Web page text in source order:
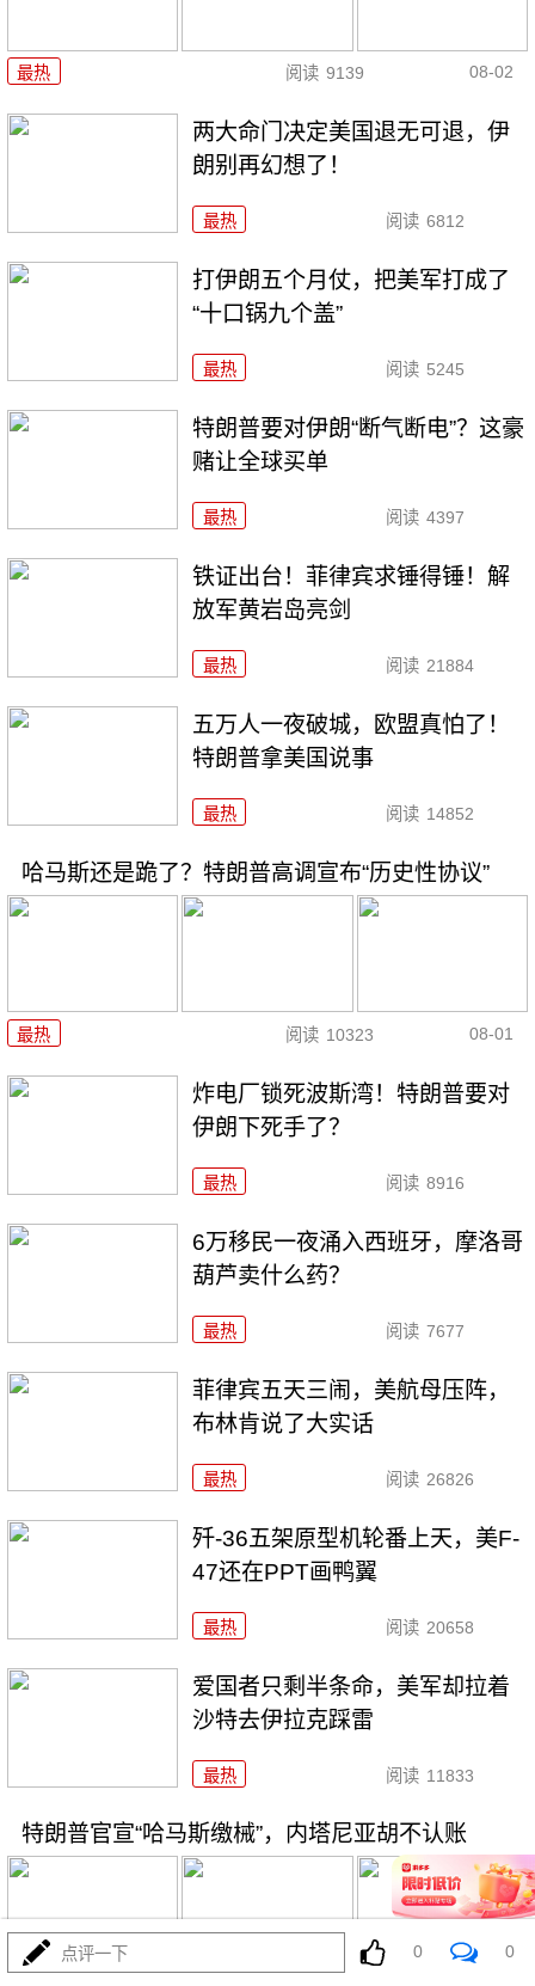
最热 阅读 9139 08-02
两大命门决定美国退无可退，伊
朗别再幻想了！
最热 阅读 6812
打伊朗五个月仗，把美军打成了
“十口锅九个盖”
最热 阅读 5245
特朗普要对伊朗“断气断电”？这豪
赌让全球买单
最热 阅读 4397
铁证出台！菲律宾求锤得锤！解
放军黄岩岛亮剑
最热 阅读 21884
五万人一夜破城，欧盟真怕了！
特朗普拿美国说事
最热 阅读 14852
哈马斯还是跪了？特朗普高调宣布“历史性协议”
最热 阅读 10323 08-01
炸电厂锁死波斯湾！特朗普要对
伊朗下死手了？
最热 阅读 8916
6万移民一夜涌入西班牙，摩洛哥
葫芦卖什么药？
最热 阅读 7677
菲律宾五天三闹，美航母压阵，
布林肯说了大实话
最热 阅读 26826
歼-36五架原型机轮番上天，美F-
47还在PPT画鸭翼
最热 阅读 20658
爱国者只剩半条命，美军却拉着
沙特去伊拉克踩雷
最热 阅读 11833
特朗普官宣“哈马斯缴械”，内塔尼亚胡不认账
点评一下 0 0